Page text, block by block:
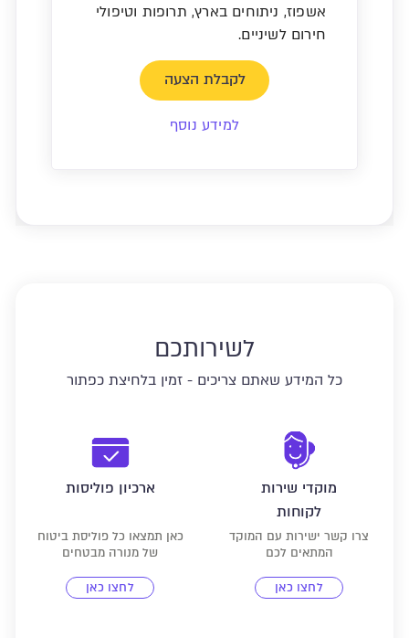
אשפוז, ניתוחים בארץ, תרופות וטיפולי
חירום לשיניים.
לקבלת הצעה
למידע נוסף
לשירותכם
כל המידע שאתם צריכים - זמין בלחיצת כפתור
מוקדי שירות
לקוחות
צרו קשר ישירות עם המוקד
המתאים לכם
לחצו כאן
ארכיון פוליסות
כאן תמצאו כל פוליסת ביטוח
של מנורה מבטחים
לחצו כאן